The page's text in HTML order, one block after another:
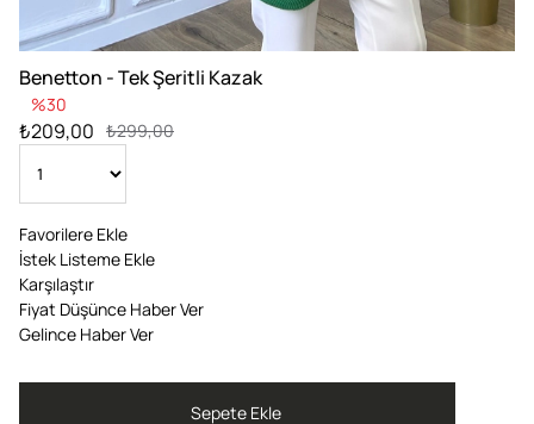
Benetton - Tek Şeritli Kazak
30
₺299,00
₺209,00
Favorilere Ekle
İstek Listeme Ekle
Karşılaştır
Fiyat Düşünce Haber Ver
Gelince Haber Ver